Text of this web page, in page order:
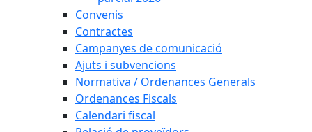
Convenis
Contractes
Campanyes de comunicació
Ajuts i subvencions
Normativa / Ordenances Generals
Ordenances Fiscals
Calendari fiscal